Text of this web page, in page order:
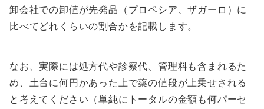
卸会社での卸値が先発品（プロペシア、ザガーロ）に
比べてどれくらいの割合かを記載します。
なお、実際には処方代や診察代、管理料も含まれるた
め、土台に何円かあった上で薬の値段が上乗せされる
と考えてください（単純にトータルの金額も何パーセ